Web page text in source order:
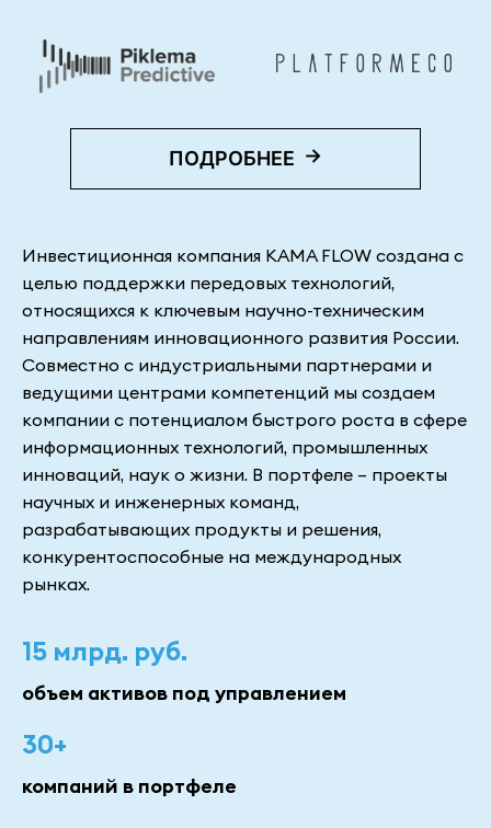
ПОДРОБНЕЕ →
Инвестиционная компания KAMA FLOW создана с
целью поддержки передовых технологий,
относящихся к ключевым научно-техническим
направлениям инновационного развития России.
Совместно с индустриальными партнерами и
ведущими центрами компетенций мы создаем
компании с потенциалом быстрого роста в сфере
информационных технологий, промышленных
инноваций, наук о жизни. В портфеле – проекты
научных и инженерных команд,
разрабатывающих продукты и решения,
конкурентоспособные на международных
рынках.
15 млрд. руб.
объем активов под управлением
30+
компаний в портфеле